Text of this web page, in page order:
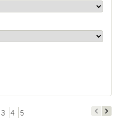
3 4 5